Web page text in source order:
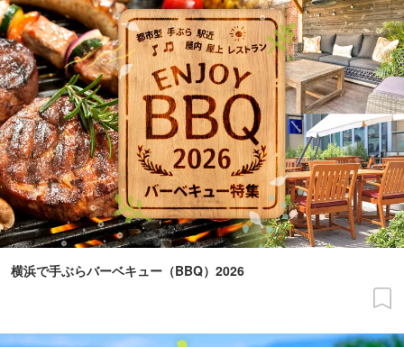
横浜で手ぶらバーベキュー（BBQ）2026